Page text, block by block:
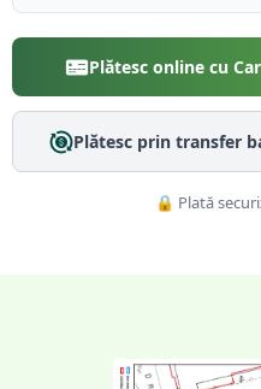
Plătesc online cu
Plătesc prin transfer
🔒 Plată